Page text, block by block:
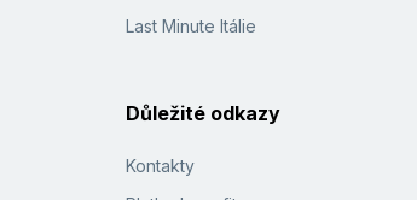
Last Minute Itálie
Důležité odkazy
Kontakty